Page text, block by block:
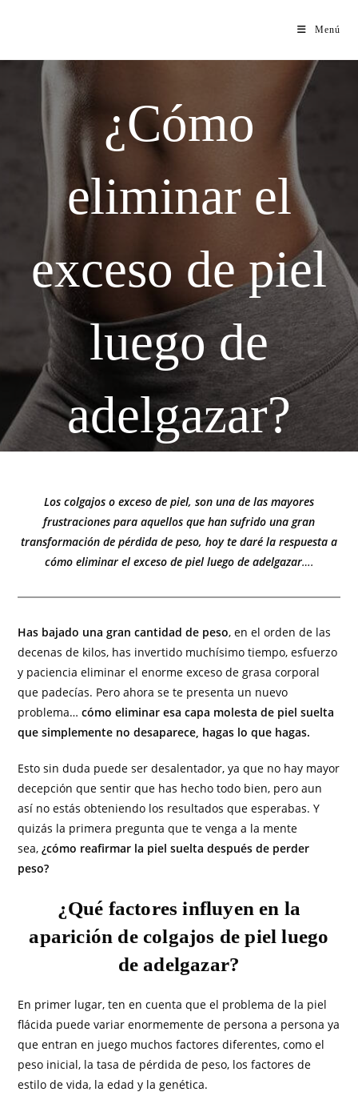
Menú
¿Cómo
eliminar el
exceso de piel
luego de
adelgazar?
Los colgajos o exceso de piel, son una de las mayores
frustraciones para aquellos que han sufrido una gran
transformación de pérdida de peso, hoy te daré la respuesta a
cómo eliminar el exceso de piel luego de adelgazar….
Has bajado una gran cantidad de peso, en el orden de las
decenas de kilos, has invertido muchísimo tiempo, esfuerzo
y paciencia eliminar el enorme exceso de grasa corporal
que padecías. Pero ahora se te presenta un nuevo
problema…cómo eliminar esa capa molesta de piel suelta
que simplemente no desaparece, hagas lo que hagas.
Esto sin duda puede ser desalentador, ya que no hay mayor
decepción que sentir que has hecho todo bien, pero aun
así no estás obteniendo los resultados que esperabas. Y
quizás la primera pregunta que te venga a la mente
sea,¿cómo reafirmar la piel suelta después de perder
peso?
¿Qué factores influyen en la
aparición de colgajos de piel luego
de adelgazar?
En primer lugar, ten en cuenta que el problema de la piel
flácida puede variar enormemente de persona a persona ya
que entran en juego muchos factores diferentes, como el
peso inicial, la tasa de pérdida de peso, los factores de
estilo de vida, la edad y la genética.